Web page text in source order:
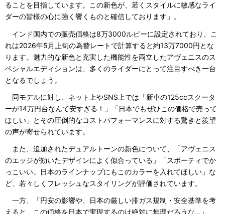
ることを目指しています。この新色が、若くスタイルに敏感なライ
ダーの皆様の心に強く響くものと確信しております」。
インド国内での販売価格は8万3000ルピーに設定されており、こ
れは2026年5月上旬の為替レートで計算すると約13万7000円とな
ります。魅力的な新色と充実した機能性を両立したアヴェニスのス
ペシャルエディションは、多くのライダーにとって注目すべき一台
となるでしょう。
同モデルに対し、ネット上やSNS上では「新車の125ccスクータ
ーが14万円台なんて安すぎる！」「日本でもぜひこの価格で売って
ほしい」とその圧倒的なコストパフォーマンスに対する驚きと羨望
の声が寄せられています。
また、追加されたデュアルトーンの新色について、「アヴェニス
のエッジが効いたデザインによく似合っている」「スポーティでか
っこいい。日本のラインナップにもこのカラーを入れてほしい」な
ど、若々しくフレッシュなスタイリングが評価されています。
一方、「円安の影響や、日本の厳しい排ガス規制・安全基準を考
えると、この価格を日本で実現するのは絶対に無理だろうな…」